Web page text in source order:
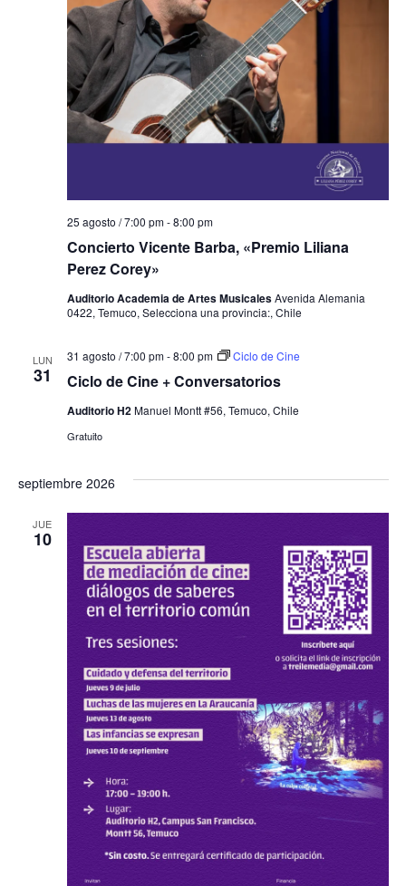
Concierto Vicente Barba, «Premio Liliana
Perez Corey»
25 agosto / 7:00 pm-8:00 pm
Auditorio Academia de Artes MusicalesAvenida Alemania
0422, Temuco, Selecciona una provincia:, Chile
LUN
31 Ciclo de Cine + Conversatorios
31 agosto / 7:00 pm-8:00 pm Ciclo de Cine
Auditorio H2Manuel Montt #56, Temuco, Chile
Gratuito
septiembre 2026
JUE
10